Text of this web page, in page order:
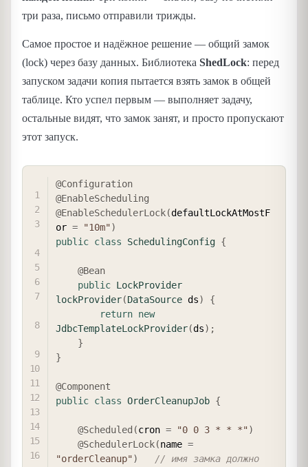
три раза, письмо отправили трижды.
Самое простое и надёжное решение — общий замок
(lock) через базу данных. Библиотека ShedLock: перед
запуском задачи копия пытается взять замок в общей
таблице. Кто успел первым — выполняет задачу,
остальные видят, что замок занят, и просто пропускают
этот запуск.
@Configuration
@EnableScheduling
@EnableSchedulerLock(defaultLockAtMostF
or = "10m")
public class SchedulingConfig {
@Bean
public LockProvider
lockProvider(DataSource ds)
{
return new
JdbcTemplateLockProvider(ds) ;
}
}
@Component
public class OrderCleanupJob {
@Scheduled (cron = "0 0 3 * * *")
@SchedulerLock(name =
"orderCleanup")
// имя замка должно